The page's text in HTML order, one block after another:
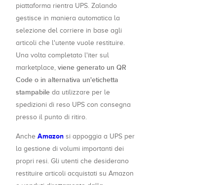
piattaforma rientra UPS. Zalando
gestisce in maniera automatica la
selezione del corriere in base agli
articoli che l'utente vuole restituire.
Una volta completato l'iter sul
marketplace, viene generato un QR
Code o in alternativa un'etichetta
stampabile da utilizzare per le
spedizioni di reso UPS con consegna
presso il punto di ritiro.
Anche Amazon si appoggia a UPS per
la gestione di volumi importanti dei
propri resi. Gli utenti che desiderano
restituire articoli acquistati su Amazon